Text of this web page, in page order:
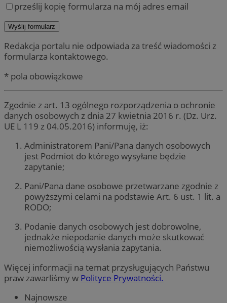
prześlij kopię formularza na mój adres email
Redakcja portalu nie odpowiada za treść wiadomości z
formularza kontaktowego.
* pola obowiązkowe
Zgodnie z art. 13 ogólnego rozporządzenia o ochronie
danych osobowych z dnia 27 kwietnia 2016 r. (Dz. Urz.
UE L 119 z 04.05.2016) informuję, iż:
Administratorem Pani/Pana danych osobowych
jest Podmiot do którego wysyłane będzie
zapytanie;
Pani/Pana dane osobowe przetwarzane zgodnie z
powyższymi celami na podstawie Art. 6 ust. 1 lit. a
RODO;
Podanie danych osobowych jest dobrowolne,
jednakże niepodanie danych może skutkować
niemożliwością wysłania zapytania.
Więcej informacji na temat przysługujących Państwu
praw zawarliśmy w Polityce Prywatności.
Najnowsze